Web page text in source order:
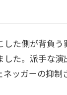
た側が背負う
た。派手な
ッガーの抑